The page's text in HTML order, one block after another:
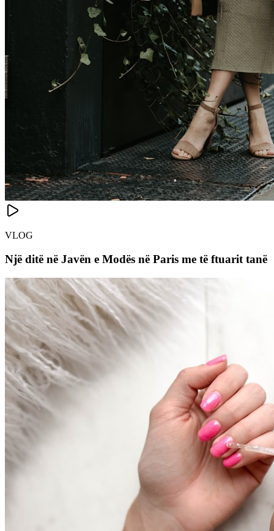
VLOG
Një ditë në Javën e Modës në Paris me të ftuarit tanë